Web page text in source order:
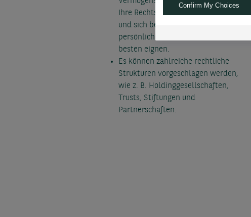
Ihre Rechtsprechung angepasst sind
und sich bei Änderungen Ihrer
persönlichen Situation und Ziele am
besten eignen.
Es können zahlreiche rechtliche
Strukturen vorgeschlagen werden,
wie z. B. Holdinggesellschaften,
Trusts, Stiftungen und
Partnerschaften.
Confirm My Choices